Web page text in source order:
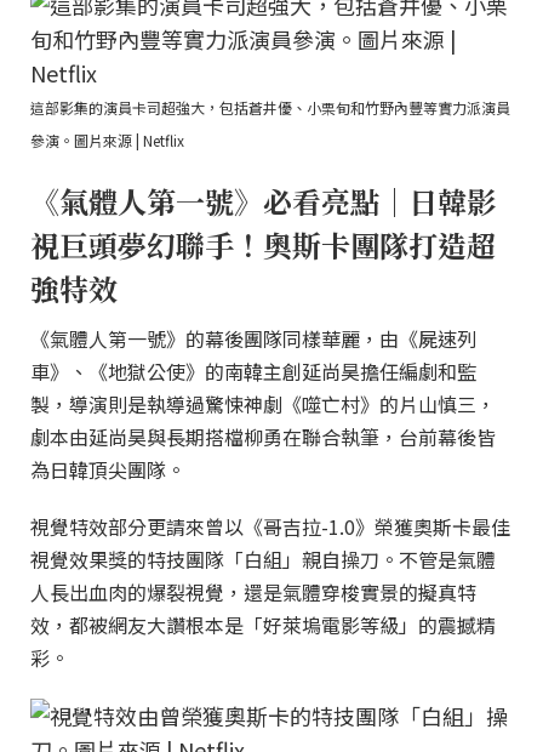
這部影集的演員卡司超強大，包括蒼井優、小栗旬和竹野內豐等實力派演員
參演。圖片來源 | Netflix
《氣體人第一號》必看亮點｜日韓影
視巨頭夢幻聯手！奧斯卡團隊打造超
強特效
《氣體人第一號》的幕後團隊同樣華麗，由《屍速列
車》、《地獄公使》的南韓主創延尚昊擔任編劇和監
製，導演則是執導過驚悚神劇《噬亡村》的片山慎三，
劇本由延尚昊與長期搭檔柳勇在聯合執筆，台前幕後皆
為日韓頂尖團隊。
視覺特效部分更請來曾以《哥吉拉-1.0》榮獲奧斯卡最佳
視覺效果獎的特技團隊「白組」親自操刀。不管是氣體
人長出血肉的爆裂視覺，還是氣體穿梭實景的擬真特
效，都被網友大讚根本是「好萊塢電影等級」的震撼精
彩。